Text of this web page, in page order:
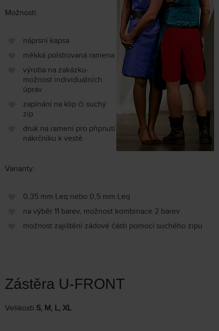
Možnosti:
náprsní kapsa
měkká polstrovaná ramena
výroba na zakázku-
možnost individuálních
úprav
zapínání na klip či suchý
zip
druk na rameni pro připnutí
nákrčníku k vestě
Varianty:
0,35 mm Leq nebo 0,5 mm Leq
na výběr 11 barev, možnost kombinace 2 barev
možnost zajištění zádové části pomocí suchého zipu
Zástěra U-FRONT
Velikosti S, M, L, XL